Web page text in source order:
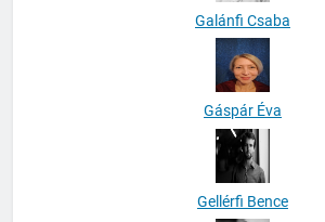
Galánfi Csaba
Gáspár Éva
Gellérfi Bence